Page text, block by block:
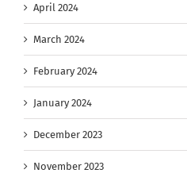
April 2024
March 2024
February 2024
January 2024
December 2023
November 2023